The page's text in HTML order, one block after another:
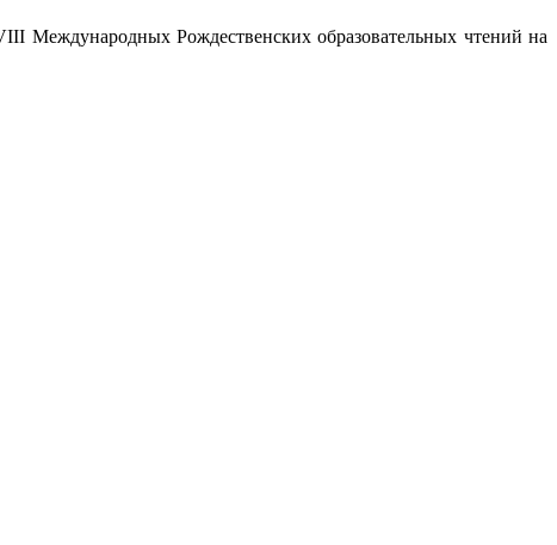
Международных Рождественских образовательных чтений на